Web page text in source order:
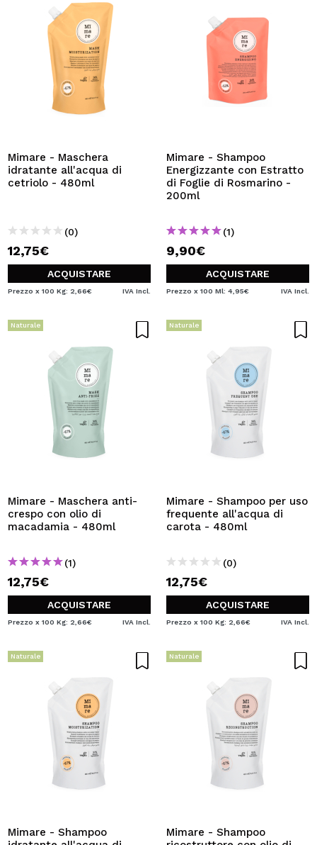
Mimare - Maschera
idratante all'acqua di
cetriolo - 480ml
(0)
12,75€
ACQUISTARE
Prezzo x 100 Kg: 2,66€ IVA Incl.
Mimare - Shampoo
Energizzante con Estratto
di Foglie di Rosmarino -
200ml
(1)
9,90€
ACQUISTARE
Prezzo x 100 Ml: 4,95€ IVA Incl.
Naturale
Mimare - Maschera anti-
crespo con olio di
macadamia - 480ml
(1)
12,75€
ACQUISTARE
Prezzo x 100 Kg: 2,66€ IVA Incl.
Naturale
Mimare - Shampoo per uso
frequente all'acqua di
carota - 480ml
(0)
12,75€
ACQUISTARE
Prezzo x 100 Kg: 2,66€ IVA Incl.
Naturale
Mimare - Shampoo
Naturale
Mimare - Shampoo